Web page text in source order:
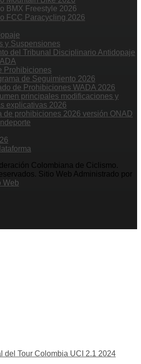
BMX Freestyle 2026
FCC Paracycling 2026
y Suspensiones
del Tribunal Disciplinario Antidopaje
Prohibiciones
de Seguimiento 2026
de Prohibiciones WADA 2026
principales modificaciones y
explicativas 2026
de prohibiciones 2026 versión ONAD
Colombiana de Ciclismo.
Sitio Web Administrado por
Web
del Tour Colombia UCI 2.1 2024